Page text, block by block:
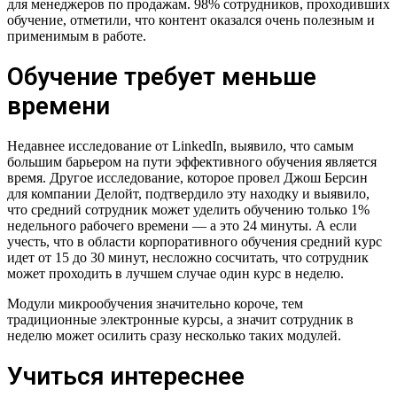
для менеджеров по продажам. 98% сотрудников, проходивших
обучение, отметили, что контент оказался очень полезным и
применимым в работе.
Обучение требует меньше
времени
Недавнее исследование от LinkedIn, выявило, что самым
большим барьером на пути эффективного обучения является
время. Другое исследование, которое провел Джош Берсин
для компании Делойт, подтвердило эту находку и выявило,
что средний сотрудник может уделить обучению только 1%
недельного рабочего времени — а это 24 минуты. А если
учесть, что в области корпоративного обучения средний курс
идет от 15 до 30 минут, несложно сосчитать, что сотрудник
может проходить в лучшем случае один курс в неделю.
Модули микрообучения значительно короче, тем
традиционные электронные курсы, а значит сотрудник в
неделю может осилить сразу несколько таких модулей.
Учиться интереснее